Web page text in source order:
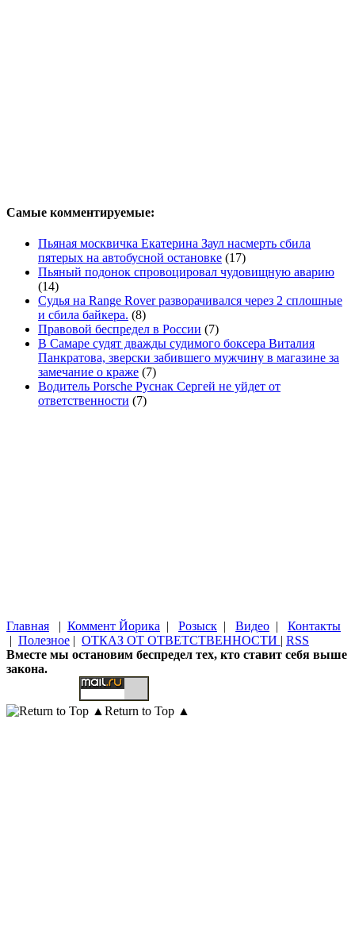
Самые комментируемые:
Пьяная москвичка Екатерина Заул насмерть сбила
пятерых на автобусной остановке (17)
Пьяный подонок спровоцировал чудовищную аварию
(14)
Судья на Range Rover разворачивался через 2 сплошные
и сбила байкера. (8)
Правовой беспредел в России (7)
В Самаре судят дважды судимого боксера Виталия
Панкратова, зверски забившего мужчину в магазине за
замечание о краже (7)
Водитель Porsche Руснак Сергей не уйдет от
ответственности (7)
Главная | Коммент Йорика | Розыск | Видео | Контакты
| Полезное | ОТКАЗ ОТ ОТВЕТСТВЕННОСТИ | RSS
Вместе мы остановим беспредел тех, кто ставит себя выше
закона.
Return to Top ▲